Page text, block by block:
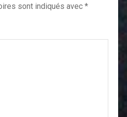
sont indiqués avec *